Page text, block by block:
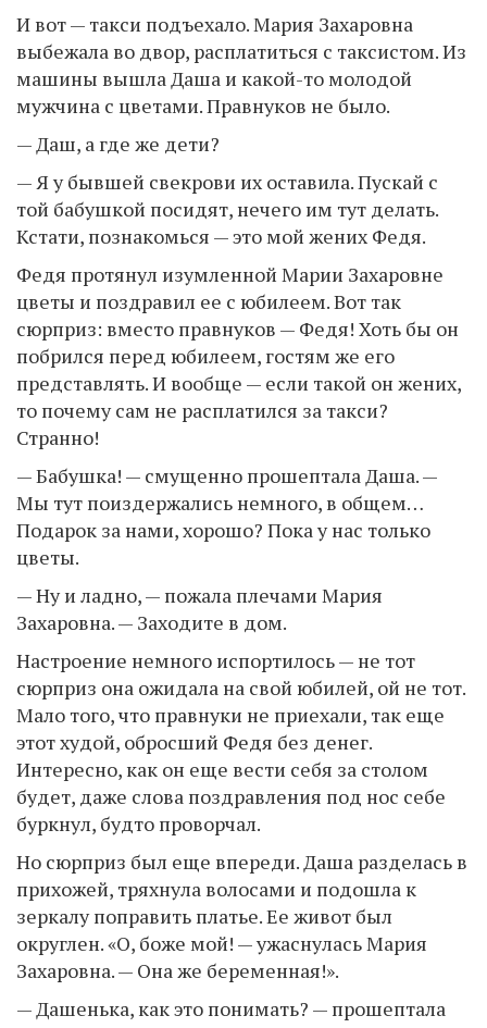
И вот — такси подъехало. Мария Захаровна
выбежала во двор, расплатиться с таксистом. Из
машины вышла Даша и какой-то молодой
мужчина с цветами. Правнуков не было.
— Даш, а где же дети?
— Я у бывшей свекрови их оставила. Пускай с
той бабушкой посидят, нечего им тут делать.
Кстати, познакомься — это мой жених Федя.
Федя протянул изумленной Марии Захаровне
цветы и поздравил ее с юбилеем. Вот так
сюрприз: вместо правнуков — Федя! Хоть бы он
побрился перед юбилеем, гостям же его
представлять. И вообще — если такой он жених,
то почему сам не расплатился за такси?
Странно!
— Бабушка! — смущенно прошептала Даша. —
Мы тут поиздержались немного, в общем…
Подарок за нами, хорошо? Пока у нас только
цветы.
— Ну и ладно, — пожала плечами Мария
Захаровна. — Заходите в дом.
Настроение немного испортилось — не тот
сюрприз она ожидала на свой юбилей, ой не тот.
Мало того, что правнуки не приехали, так еще
этот худой, обросший Федя без денег.
Интересно, как он еще вести себя за столом
будет, даже слова поздравления под нос себе
буркнул, будто проворчал.
Но сюрприз был еще впереди. Даша разделась в
прихожей, тряхнула волосами и подошла к
зеркалу поправить платье. Ее живот был
округлен. «О, боже мой! — ужаснулась Мария
Захаровна. — Она же беременная!».
— Дашенька, как это понимать? — прошептала